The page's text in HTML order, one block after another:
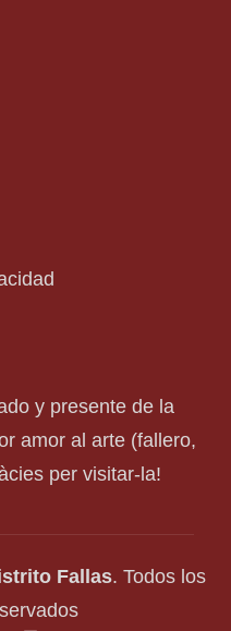
y presente de la
amor al arte (fallero,
per visitar-la!
Fallas. Todos los